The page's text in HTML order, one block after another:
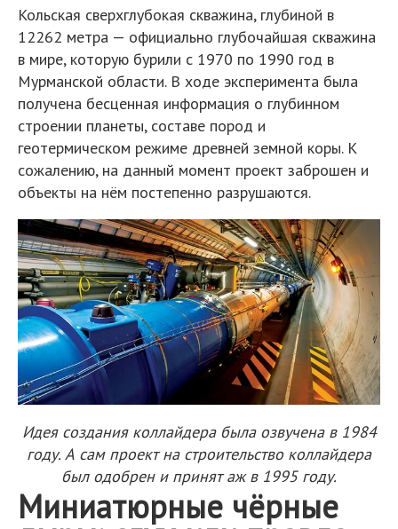
Кольская сверхглубокая скважина, глубиной в
12262 метра — официально глубочайшая скважина
в мире, которую бурили с 1970 по 1990 год в
Мурманской области. В ходе эксперимента была
получена бесценная информация о глубинном
строении планеты, составе пород и
геотермическом режиме древней земной коры. К
сожалению, на данный момент проект заброшен и
объекты на нём постепенно разрушаются.
Идея создания коллайдера была озвучена в 1984
году. А сам проект на строительство коллайдера
был одобрен и принят аж в 1995 году.
Миниатюрные чёрные